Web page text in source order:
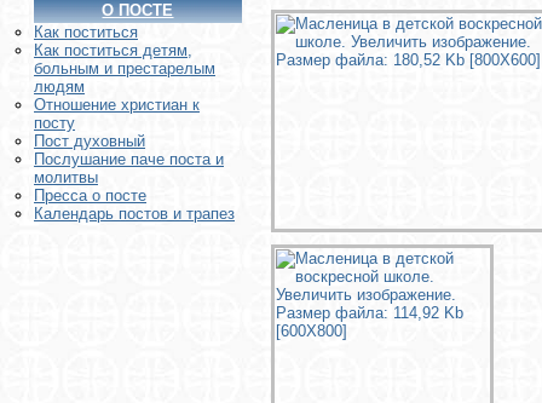
О ПОСТЕ
Как поститься
Как поститься детям,
больным и престарелым
людям
Отношение христиан к
посту
Пост духовный
Послушание паче поста и
молитвы
Пресса о посте
Календарь постов и трапез